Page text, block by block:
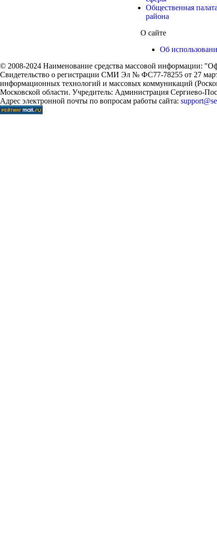
Общественная
района
О сайте
Об
© 2008-2024 Наименование средства массовой информации:
Свидетельство о регистрации СМИ Эл № ФС77-78255 от 27
информационных технологий и массовых коммуникаций
Московской области. Учредитель: Администрация Сергиево-
Адрес электронной почты по вопросам работы сайта: